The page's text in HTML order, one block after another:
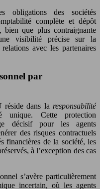
obligations des sociétés
complète et dépôt
bien que plus contraignante
visibilité précise sur la
avec les partenaires
par
réside dans la responsabilité
unique. Cette protection
décisif pour les agents
des risques contractuels
financières de la société, les
à l’exception des cas
s’avère particulièrement
incertain, où les agents